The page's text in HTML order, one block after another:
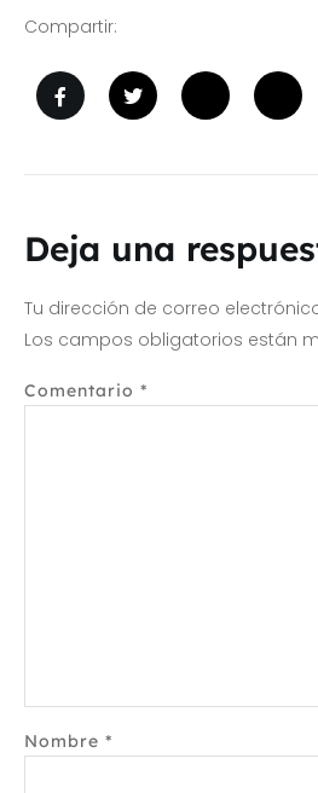
Compartir:
Deja una
Tu dirección de correo
Los campos obligatorios están
Comentario *
Nombre *